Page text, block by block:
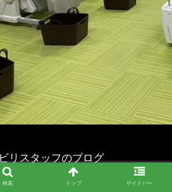
リスタッフのブログ
リハビリスタッフのブログ.
検索 トップ サイドバー